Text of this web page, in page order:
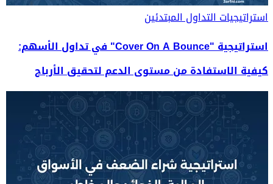
استراتيجيات التداولالمبتدئين
استراتيجية "Cover On A Bounce" في تداول الأسهم:
كيفية الاستفادة من مستوى الدعم لتحقيق الأرباح